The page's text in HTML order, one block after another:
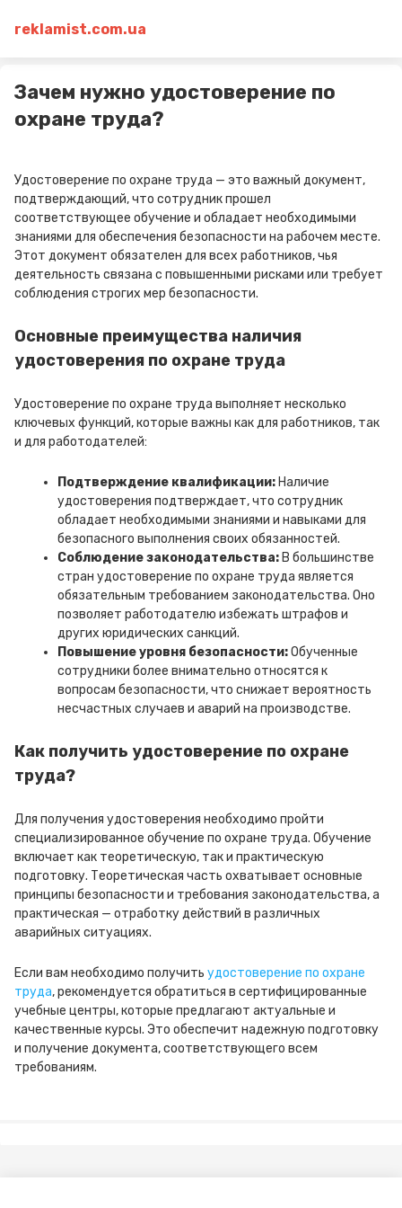
reklamist.com.ua
Зачем нужно удостоверение по
охране труда?
Удостоверение по охране труда — это важный документ,
подтверждающий, что сотрудник прошел
соответствующее обучение и обладает необходимыми
знаниями для обеспечения безопасности на рабочем месте.
Этот документ обязателен для всех работников, чья
деятельность связана с повышенными рисками или требует
соблюдения строгих мер безопасности.
Основные преимущества наличия
удостоверения по охране труда
Удостоверение по охране труда выполняет несколько
ключевых функций, которые важны как для работников, так
и для работодателей:
Подтверждение квалификации: Наличие
удостоверения подтверждает, что сотрудник
обладает необходимыми знаниями и навыками для
безопасного выполнения своих обязанностей.
Соблюдение законодательства: В большинстве
стран удостоверение по охране труда является
обязательным требованием законодательства. Оно
позволяет работодателю избежать штрафов и
других юридических санкций.
Повышение уровня безопасности:Обученные
сотрудники более внимательно относятся к
вопросам безопасности, что снижает вероятность
несчастных случаев и аварий на производстве.
Как получить удостоверение по охране
труда?
Для получения удостоверения необходимо пройти
специализированное обучение по охране труда. Обучение
включает как теоретическую, так и практическую
подготовку. Теоретическая часть охватывает основные
принципы безопасности и требования законодательства, а
практическая — отработку действий в различных
аварийных ситуациях.
Если вам необходимо получить удостоверение по охране
труда, рекомендуется обратиться в сертифицированные
учебные центры, которые предлагают актуальные и
качественные курсы. Это обеспечит надежную подготовку
и получение документа, соответствующего всем
требованиям.